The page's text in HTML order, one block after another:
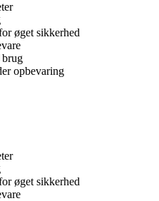
øget sikkerhed
opbevaring
øget sikkerhed